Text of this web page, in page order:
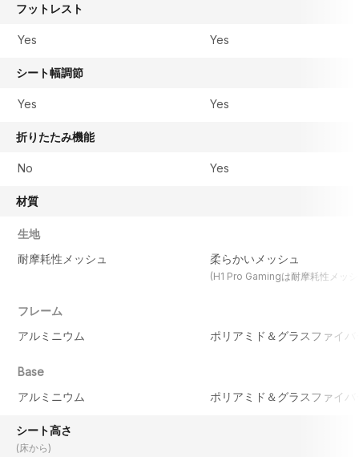
フットレスト
Yes Yes
シート幅調節
Yes Yes
折りたたみ機能
No Yes
材質
生地
耐摩耗性メッシュ
柔らかいメッシュ
(H1 Pro Gamingは耐摩耗性メッ
フレーム
アルミニウム
ポリアミド＆グラスファイバ
Base
アルミニウム
ポリアミド＆グラスファイバ
シート高さ
(床から)